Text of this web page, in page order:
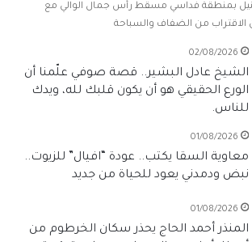
بمنطقة فداسي مسقط رأس جمال الوالي مع
الاقتراب من الضفاف والسباحة
02/08/2026
الشيخ عادل البشير.. قصة صوفي علّمنا أن
الورع الحقيقي هو أن يكون قلبك لله، ويدك
للناس.
01/08/2026
معاوية السقا يكتب.. عودة “افيال” للزيوت..
نبض ودمدني يعود للحياة من جديد
01/08/2026
المنذر أحمد الحاج يحذر سكان الخرطوم من